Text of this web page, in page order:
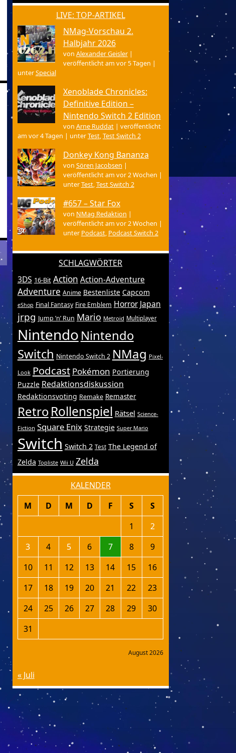
LIVE: TOP-ARTIKEL
NMag-Vorschau 2.
Halbjahr 2026
von Alexander Geisler|
veröffentlicht am vor 5 Tagen |
unterSpecial
Xenoblade Chronicles:
Definitive Edition –
Nintendo Switch 2 Edition
von Arne Ruddat| veröffentlicht
am vor 4 Tagen | unterTest,Test Switch 2
Donkey Kong Bananza
von Sören Jacobsen |
veröffentlicht am vor 2 Wochen |
unterTest,Test Switch 2
#657 – Star Fox
von NMag Redaktion |
veröffentlicht am vor 2 Wochen |
unter Podcast, Podcast Switch 2
SCHLAGWÖRTER
3DS 16-Bit Action Action-Adventure
Adventure Anime Bestenliste Capcom
eShop Final Fantasy Fire Emblem Horror Japan
jrpg Jump ’n’ Run Mario Metroid Multiplayer
Nintendo Nintendo
Switch Nintendo Switch 2 NMag Pixel-
Look Podcast Pokémon Portierung
Puzzle Redaktionsdiskussion
Redaktionsvoting Remake Remaster
RetroRollenspiel Rätsel Science-
Fiction Square Enix Strategie Super Mario
Switch Switch 2 Test The Legend of
Zelda Topliste Wii U Zelda
KALENDER
August 2026
M D M D F S
S
1
2
3
4 5 6 7 8
9
10
11 12 13 14 15
16
17
18 19 20 21 22
23
24
25 26 27 28 29
30
31
« Juli